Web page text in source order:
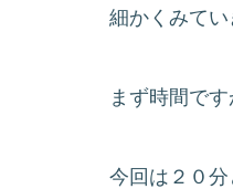
細かくみてい
まず時間で
今回は２０分